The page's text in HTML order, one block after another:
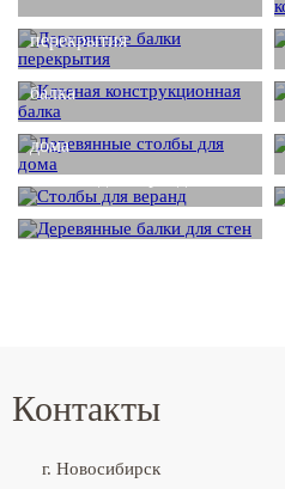
Деревянные балки
перекрытия
Клееная конструкционная
балка
Деревянные столбы для
дома
Столбы для веранд
Деревянные балки для
стен
Контакты
г. Новосибирск